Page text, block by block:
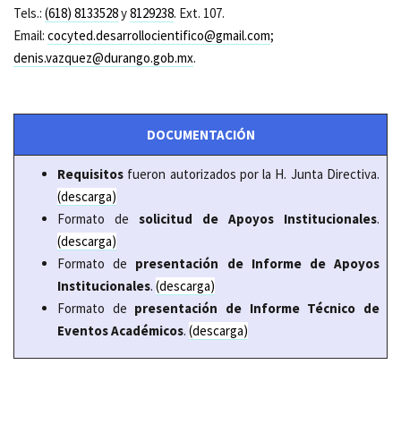
Tels.: (618) 8133528y8129238. Ext. 107.
Email: cocyted.desarrollocientifico@gmail.com;
denis.vazquez@durango.gob.mx.
DOCUMENTACIÓN
Requisitos fueron autorizados por la H. Junta Directiva.
(descarga)
Formato de solicitud de Apoyos Institucionales.
(descarga)
Formato de presentación de Informe de Apoyos
Institucionales. (descarga)
Formato de presentación de Informe Técnico de
Eventos Académicos. (descarga)